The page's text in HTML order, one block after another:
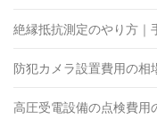
絶縁抵抗測定のやり方｜
防犯カメラ設置費用の
高圧受電設備の点検費用